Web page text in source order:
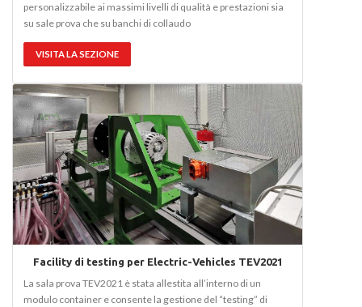
personalizzabile ai massimi livelli di qualità e prestazioni sia
su sale prova che su banchi di collaudo
VISITA LA SEZIONE
Facility di testing per Electric-Vehicles TEV2021
La sala prova TEV2021 è stata allestita all’interno di un
modulo container e consente la gestione del “testing” di